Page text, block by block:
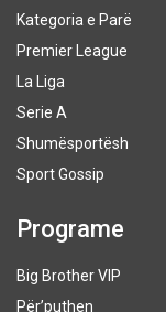
Kategoria e Parë
Premier League
La Liga
Serie A
Shumësportësh
Sport Gossip
Programe
Big Brother VIP
Për’puthen